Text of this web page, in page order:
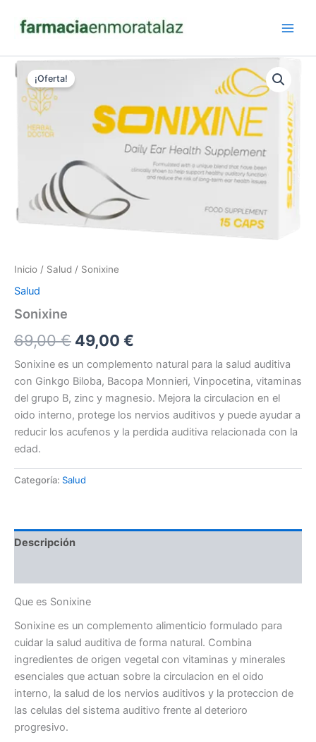
¡Oferta!
Inicio / Salud / Sonixine
Salud
Sonixine
69,00€ El
precio
original
era:
69,00 €.
49,00 €
precio
actual
es:
49,00 €.
Sonixine es un complemento natural para la salud auditiva
con Ginkgo Biloba, Bacopa Monnieri, Vinpocetina, vitaminas
del grupo B, zinc y magnesio. Mejora la circulacion en el
oido interno, protege los nervios auditivos y puede ayudar a
reducir los acufenos y la perdida auditiva relacionada con la
edad.
Categoría: Salud
Descripción
Que es Sonixine
Sonixine es un complemento alimenticio formulado para
cuidar la salud auditiva de forma natural. Combina
ingredientes de origen vegetal con vitaminas y minerales
esenciales que actuan sobre la circulacion en el oido
interno, la salud de los nervios auditivos y la proteccion de
las celulas del sistema auditivo frente al deterioro
progresivo.